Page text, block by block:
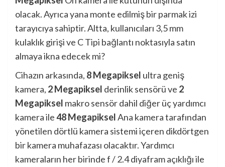
olacak. Ayrıca yana monte edilmiş bir parmak izi
tarayıcıya sahiptir. Altta, kullanıcıları 3,5 mm
kulaklık girişi ve C Tipi bağlantı noktasıyla satın
almaya ikna edecek mi?
Cihazın arkasında, 8 Megapiksel ultra geniş
kamera, 2 Megapiksel derinlik sensörü ve 2
Megapiksel makro sensör dahil diğer üç yardımcı
kamera ile48 MegapikselAna kamera tarafından
yönetilen dörtlü kamera sistemi içeren dikdörtgen
bir kamera muhafazası olacaktır. Yardımcı
kameraların her birinde f / 2.4 diyafram açıklığı ile